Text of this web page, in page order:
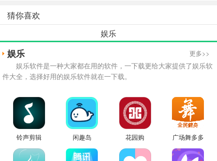
猜你喜欢
娱乐
娱乐 更多>>
娱乐软件是一种大家都在用的软件，一下载更给大家提供了娱乐软
件大全，选择好用的娱乐软件就在一下载。
铃声剪辑 闲趣岛 花园购 广场舞多多